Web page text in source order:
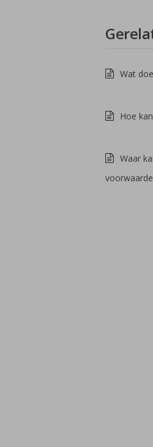
Wat
Hoe
Waar